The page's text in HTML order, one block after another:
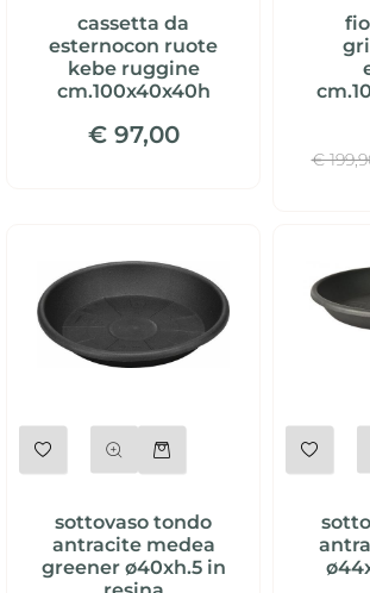
cassetta da
esternocon ruote
kebe ruggine
cm.100x40x40h
€ 97,00
€
sottovaso tondo
antracite medea
greener ø40xh.5 in